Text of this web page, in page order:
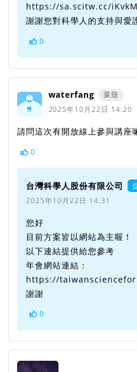
https://sa.scitw.cc/iKvkM
謝謝您對科學人的支持與愛
0
waterfang
菜殼
2025年10月22日 14:20
請問這次有開放線上參與講座
0
台灣科學人股份有限公司
2025年10月22日 14:31
您好
目前方案皆以網站為主喔！
以下連結提供給您參考
年會網站連結：
https://
謝謝
0